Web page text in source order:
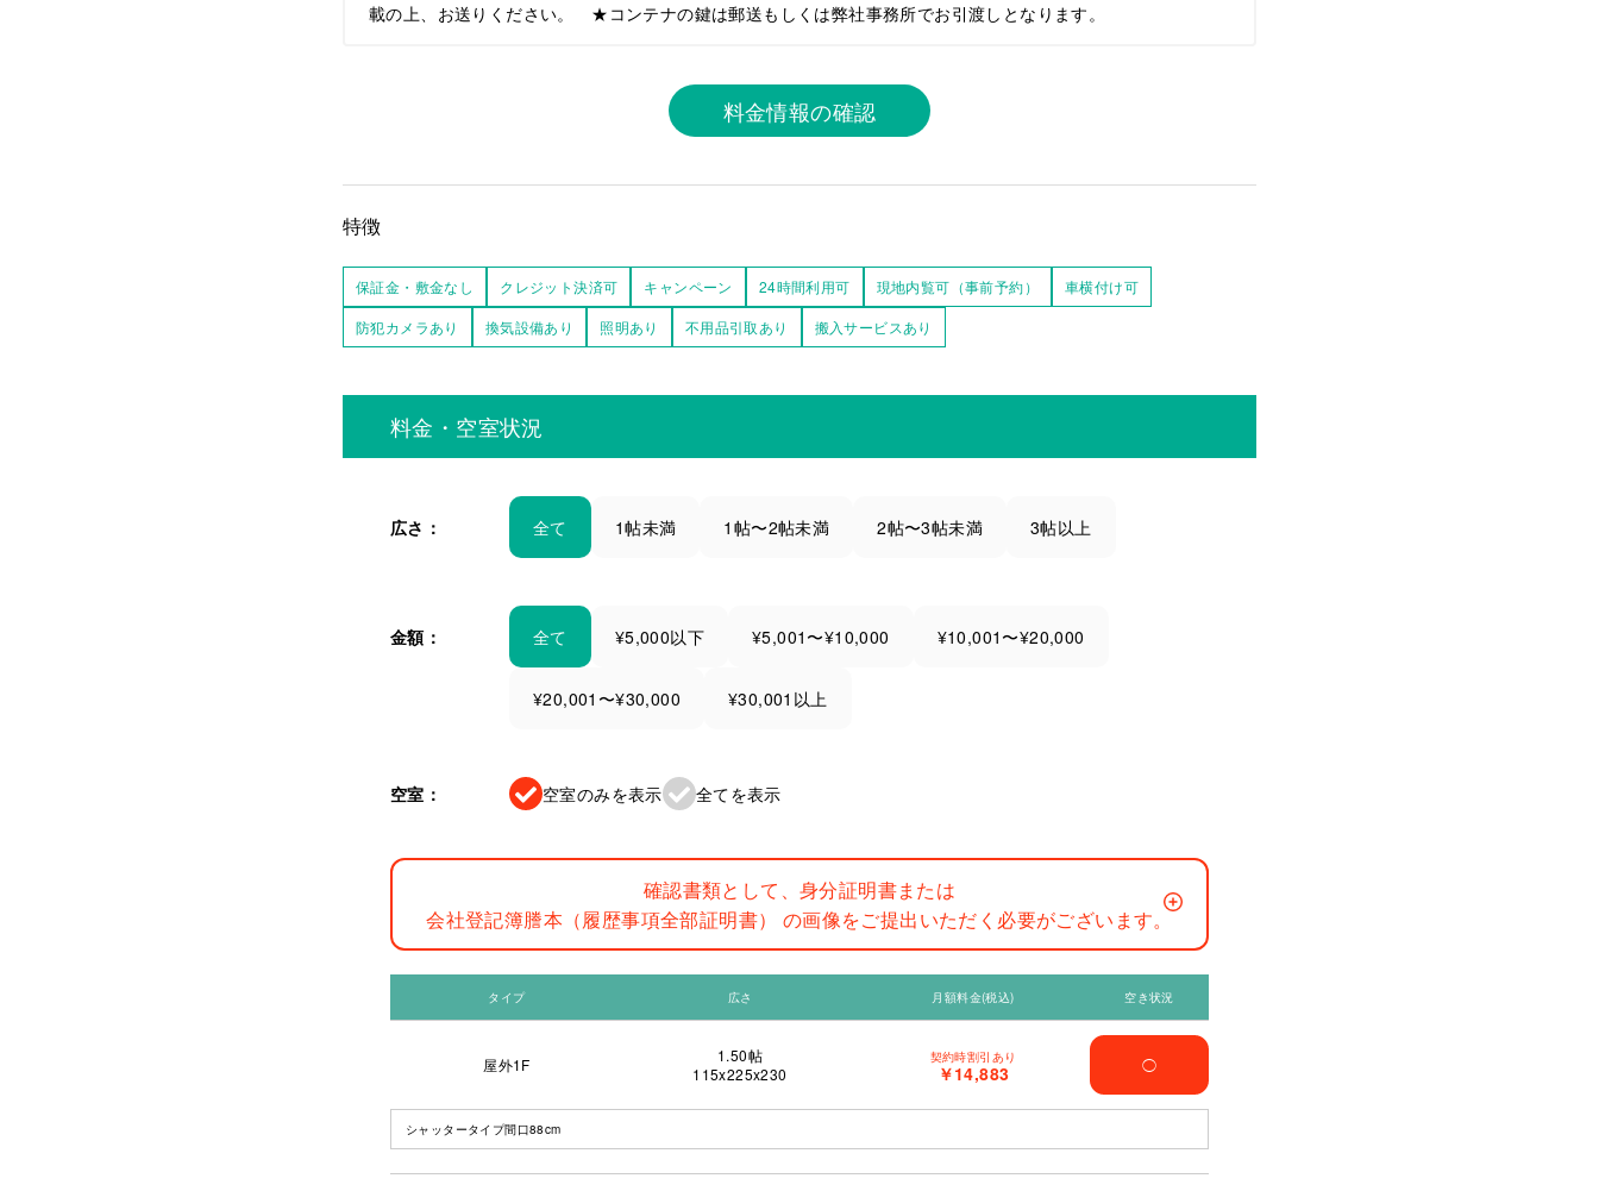
載の上、お送りください。 ★コンテナの鍵は郵送もしくは弊社事務所でお引渡しとなります。
料金情報の確認
特徴
保証金・敷金なし クレジット決済可 キャンペーン 24時間利用可 現地内覧可（事前予約）
車横付け可
防犯カメラあり
換気設備あり 照明あり 不用品引取あり 搬入サービスあり
料金・空室状況
広さ： 全て 1帖未満 1帖〜2帖未満 2帖〜3帖未満 3帖以上
金額： 全て ¥5,000以下 ¥5,001〜¥10,000 ¥10,001〜¥20,000
¥20,001〜¥30,000 ¥30,001以上
空室： 空室のみを表示 全てを表示
確認書類として、身分証明書または
会社登記簿謄本（履歴事項全部証明書） の画像をご提出いただく必要がございます。
タイプ 広さ 月額料金(税込) 空き状況
屋外1F 1.50帖
115x225x230
契約時割引あり
￥14,883 ◯
シャッタータイプ間口88cm